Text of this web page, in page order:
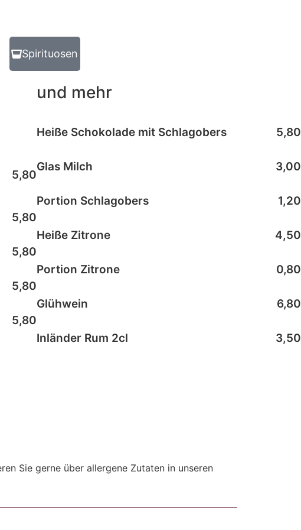
Spirituosen
5,80
5,80
5,80
5,80
5,80
und mehr
Heiße Schokolade mit Schlagobers 5,80
Glas Milch 3,00
Portion Schlagobers 1,20
Heiße Zitrone 4,50
Portion Zitrone 0,80
Glühwein 6,80
Inländer Rum 2cl 3,50
Sie gerne über allergene Zutaten in unseren